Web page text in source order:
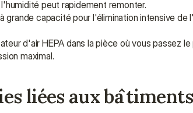
peut rapidement remonter.
grande capacité pour l'élimination intensive de
d'air HEPA dans la pièce où vous passez
maximal.
liées aux